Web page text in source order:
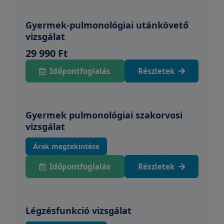
Gyermek-pulmonológiai utánkövető
vizsgálat
29 990 Ft
Időpontfoglalás Részletek
Gyermek pulmonológiai szakorvosi
vizsgálat
Árak megtekintése
Időpontfoglalás Részletek
Légzésfunkció vizsgálat